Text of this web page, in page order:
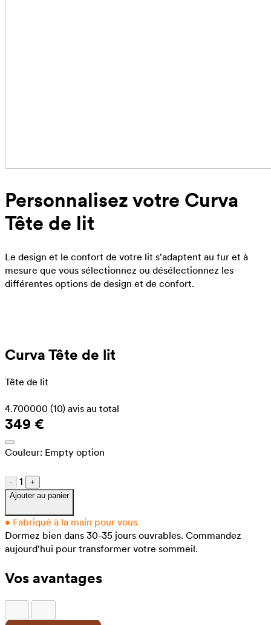
Personnalisez votre Curva
Tête de lit
Le design et le confort de votre lit s'adaptent au fur et à
mesure que vous sélectionnez ou désélectionnez les
différentes options de design et de confort.
Curva Tête de lit
Tête de lit
4.700000 (10) avis au total
349 €
Couleur: Empty option
- 1
+
Ajouter au panier
• Fabriqué à la main pour vous
Dormez bien dans 30-35 jours ouvrables. Commandez
aujourd'hui pour transformer votre sommeil.
Vos avantages